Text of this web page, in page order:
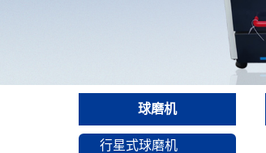
球磨机
行星式球磨机